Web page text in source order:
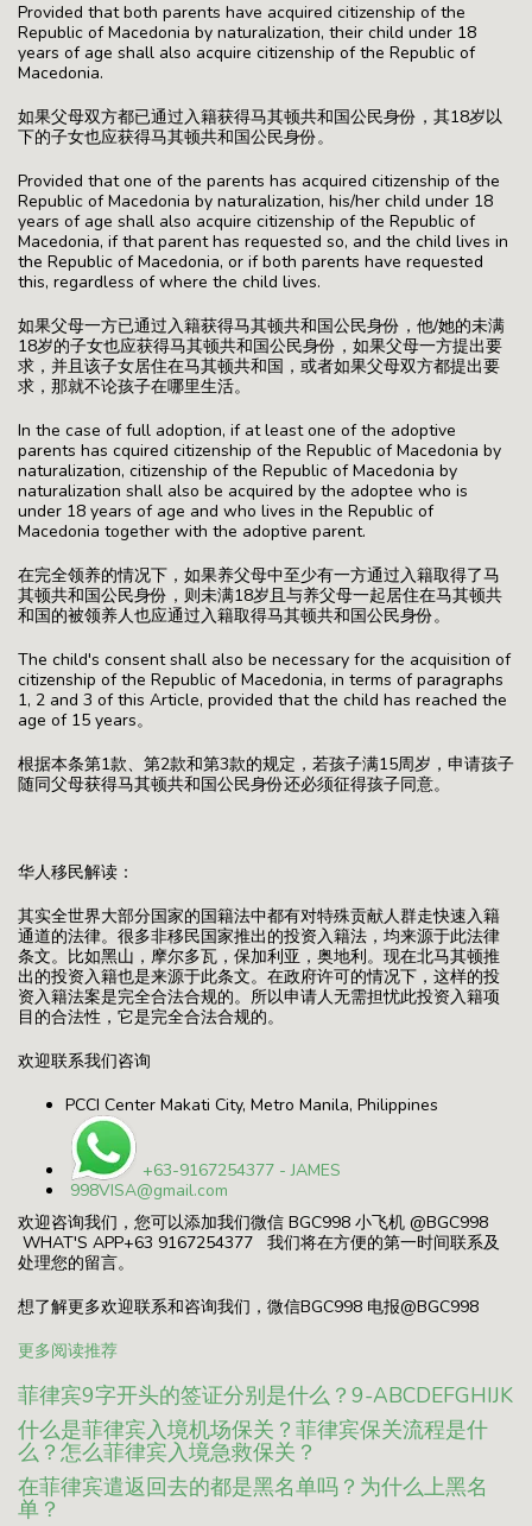
Provided that both parents have acquired citizenship of the
Republic of Macedonia by naturalization, their child under 18
years of age shall also acquire citizenship of the Republic of
Macedonia.
如果父母双方都已通过入籍获得马其顿共和国公民身份，其18岁以
下的子女也应获得马其顿共和国公民身份。
Provided that one of the parents has acquired citizenship of the
Republic of Macedonia by naturalization, his/her child under 18
years of age shall also acquire citizenship of the Republic of
Macedonia, if that parent has requested so, and the child lives in
the Republic of Macedonia, or if both parents have requested
this, regardless of where the child lives.
如果父母一方已通过入籍获得马其顿共和国公民身份，他/她的未满
18岁的子女也应获得马其顿共和国公民身份，如果父母一方提出要
求，并且该子女居住在马其顿共和国，或者如果父母双方都提出要
求，那就不论孩子在哪里生活。
In the case of full adoption, if at least one of the adoptive
parents has cquired citizenship of the Republic of Macedonia by
naturalization, citizenship of the Republic of Macedonia by
naturalization shall also be acquired by the adoptee who is
under 18 years of age and who lives in the Republic of
Macedonia together with the adoptive parent.
在完全领养的情况下，如果养父母中至少有一方通过入籍取得了马
其顿共和国公民身份，则未满18岁且与养父母一起居住在马其顿共
和国的被领养人也应通过入籍取得马其顿共和国公民身份。
The child's consent shall also be necessary for the acquisition of
citizenship of the Republic of Macedonia, in terms of paragraphs
1, 2 and 3 of this Article, provided that the child has reached the
age of 15 years。
根据本条第1款、第2款和第3款的规定，若孩子满15周岁，申请孩子
随同父母获得马其顿共和国公民身份还必须征得孩子同意。
华人移民解读：
其实全世界大部分国家的国籍法中都有对特殊贡献人群走快速入籍
通道的法律。很多非移民国家推出的投资入籍法，均来源于此法律
条文。比如黑山，摩尔多瓦，保加利亚，奥地利。现在北马其顿推
出的投资入籍也是来源于此条文。在政府许可的情况下，这样的投
资入籍法案是完全合法合规的。所以申请人无需担忧此投资入籍项
目的合法性，它是完全合法合规的。
欢迎联系我们咨询
PCCI Center Makati City, Metro Manila, Philippines
+63-9167254377 - JAMES
998VISA@gmail.com
欢迎咨询我们，您可以添加我们微信 BGC998 小飞机 @BGC998
WHAT'S APP+63 9167254377 我们将在方便的第一时间联系及
处理您的留言。
想了解更多欢迎联系和咨询我们，微信BGC998 电报@BGC998
更多阅读推荐
菲律宾9字开头的签证分别是什么？9-ABCDEFGHIJK
什么是菲律宾入境机场保关？菲律宾保关流程是什
么？怎么菲律宾入境急救保关？
在菲律宾遣返回去的都是黑名单吗？为什么上黑名
单？